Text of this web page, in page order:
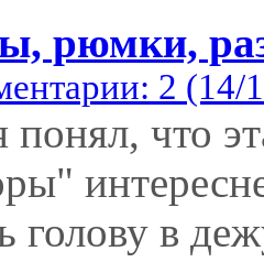
рюмки,
2 (14/
понял, что
голову в